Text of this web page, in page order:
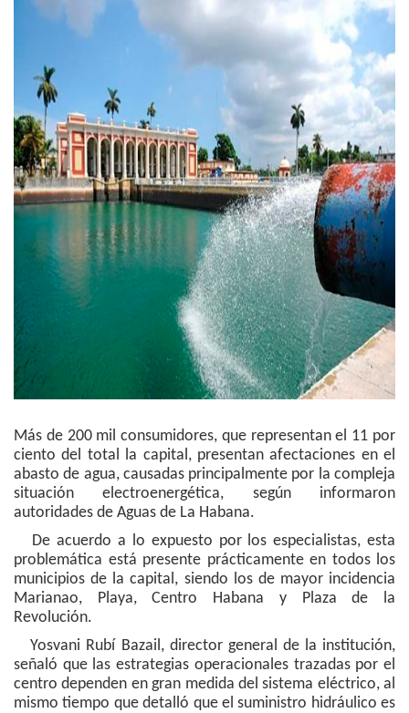
Más de 200 mil consumidores, que representan el 11 por
ciento del total la capital, presentan afectaciones en el
abasto de agua, causadas principalmente por la compleja
situación electroenergética, según informaron
autoridades de Aguas de La Habana.
De acuerdo a lo expuesto por los especialistas, esta
problemática está presente prácticamente en todos los
municipios de la capital, siendo los de mayor incidencia
Marianao, Playa, Centro Habana y Plaza de la
Revolución.
Yosvani Rubí Bazail, director general de la institución,
señaló que las estrategias operacionales trazadas por el
centro dependen en gran medida del sistema eléctrico, al
mismo tiempo que detalló que el suministro hidráulico es